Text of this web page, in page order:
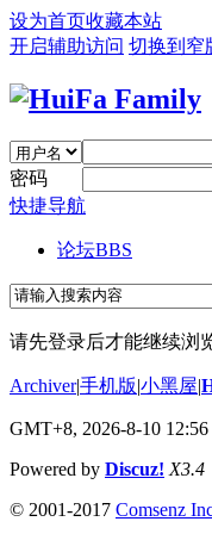
设为首页收藏本站
开启辅助访问 切换到窄
密码
快捷导航
论坛BBS
请先登录后才能继续浏
Archiver|手机版|小黑屋|
GMT+8, 2026-8-10 12:56
Powered by Discuz! X3.4
© 2001-2017 Comsenz